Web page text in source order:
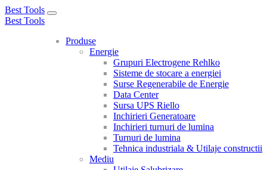
Best Tools
Toggle
Best Tools
Produse
Energie
Grupuri Electrogene Rehlko
Sisteme de stocare a energiei
Surse Regenerabile de Energie
Data Center
Sursa UPS Riello
Inchirieri Generatoare
Inchirieri turnuri de lumina
Turnuri de lumina
Tehnica industriala & Utilaje constructii
Mediu